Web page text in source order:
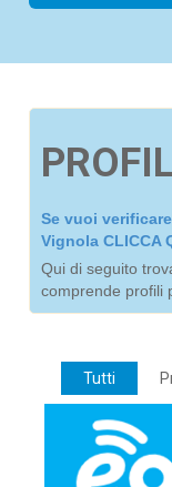
Se vuoi
Vignola CLICCA
Qui di seguito
comprende profili
Tutti